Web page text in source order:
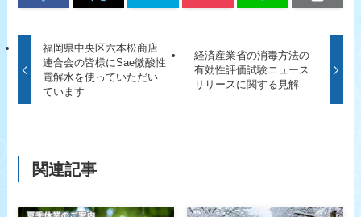
福岡県中央区六本松商店
連合会の皆様にSae微酸性
電解水を使っていただい
ています
経済産業省の消毒方法の
有効性評価試験ニュース
リリースに関する見解
関連記事